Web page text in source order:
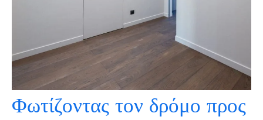
Φωτίζοντας τον δρόμο προς